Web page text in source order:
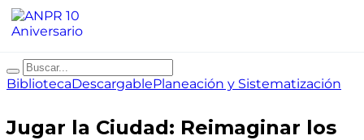
BibliotecaDescargablePlaneación y Sistematización
Jugar la Ciudad: Reimaginar los